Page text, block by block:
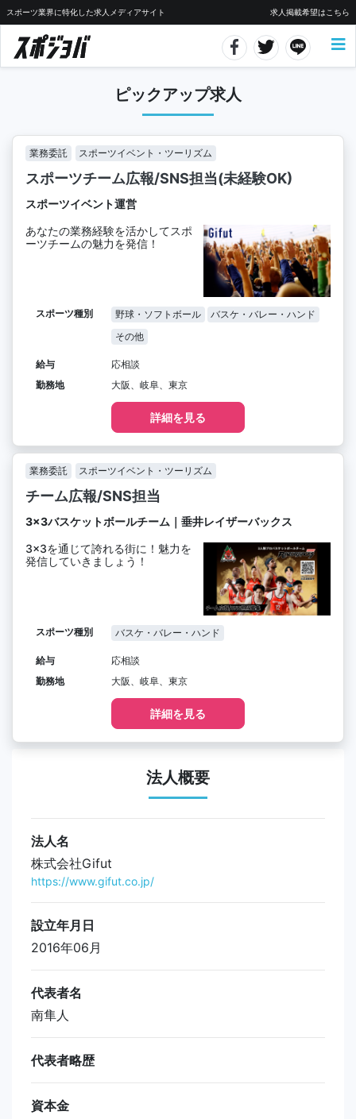
スポーツ業界に特化した求人メディアサイト 求人掲載希望はこちら
ピックアップ求人
業務委託 スポーツイベント・ツーリズム
スポーツチーム広報/SNS担当(未経験OK)
スポーツイベント運営
あなたの業務経験を活かしてスポ
ーツチームの魅力を発信！
スポーツ種別 野球・ソフトボール
バスケ・バレー・ハンド
その他
給与
応相談
勤務地
大阪、岐阜、東京
詳細を見る
業務委託 スポーツイベント・ツーリズム
チーム広報/SNS担当
3×3バスケットボールチーム｜垂井レイザーバックス
3×3を通じて誇れる街に！魅力を
発信していきましょう！
スポーツ種別 バスケ・バレー・ハンド
給与
応相談
勤務地
大阪、岐阜、東京
詳細を見る
法人概要
法人名
株式会社Gifut
https://www.gifut.co.jp/
設立年月日
2016年06月
代表者名
南隼人
代表者略歴
資本金